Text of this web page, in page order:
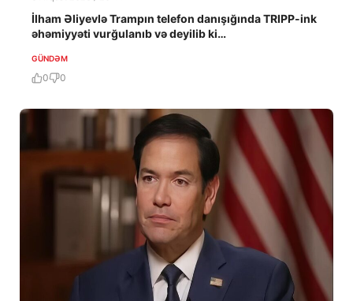
İlham Əliyevlə Trampın telefon danışığında TRIPP-ink
əhəmiyyəti vurğulanıb və deyilib ki…
GÜNDƏM
0 0